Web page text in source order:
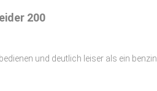
200
und deutlich leiser als ein